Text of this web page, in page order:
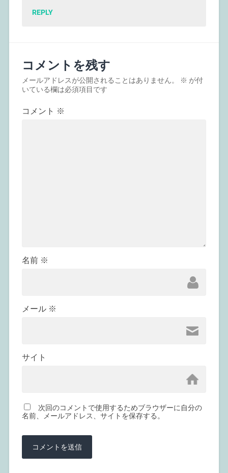
REPLY
コメントを残す
メールアドレスが公開されることはありません。 ※ が付
いている欄は必須項目です
コメント ※
名前 ※
メール ※
サイト
次回のコメントで使用するためブラウザーに自分の
名前、メールアドレス、サイトを保存する。